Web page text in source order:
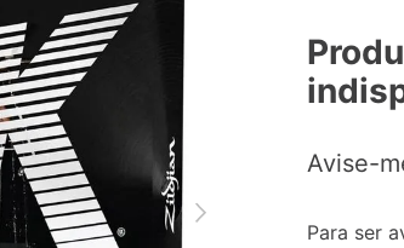
Avise-
Para ser